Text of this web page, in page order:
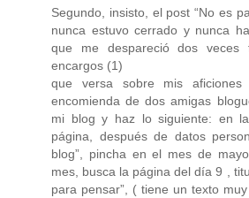
Segundo, insisto, el post “No es
nunca estuvo cerrado y nunca
que me despareció dos veces
encargos (1)
que versa sobre mis
encomienda de dos amigas
mi blog y haz lo siguiente: en
página, después de datos
blog”, pincha en el mes de
mes, busca la página del día 9 ,
para pensar”, ( tiene un texto